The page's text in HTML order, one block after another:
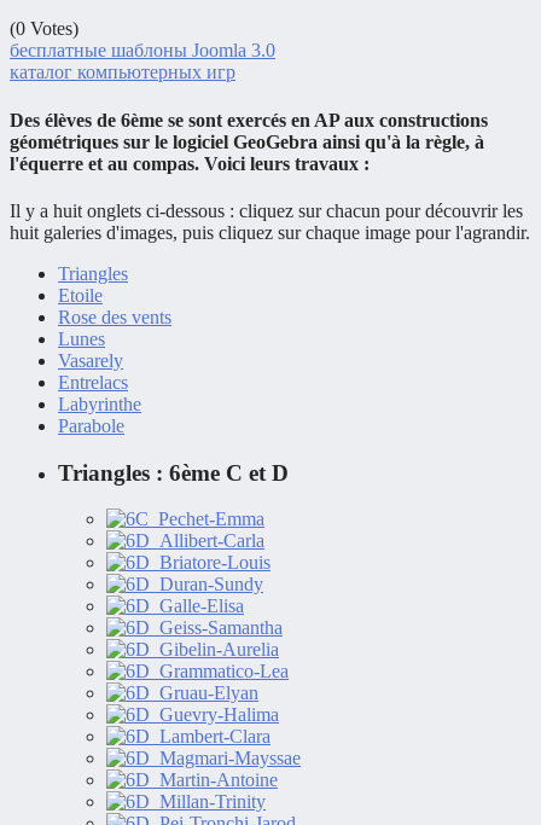
(0 Votes)
бесплатные шаблоны Joomla 3.0
каталог компьютерных игр
Des élèves de 6ème se sont exercés en AP aux constructions
géométriques sur le logiciel GeoGebra ainsi qu'à la règle, à
l'équerre et au compas. Voici leurs travaux :
Il y a huit onglets ci-dessous : cliquez sur chacun pour découvrir les
huit galeries d'images, puis cliquez sur chaque image pour l'agrandir.
Triangles
Etoile
Rose des vents
Lunes
Vasarely
Entrelacs
Labyrinthe
Parabole
Triangles : 6ème C et D